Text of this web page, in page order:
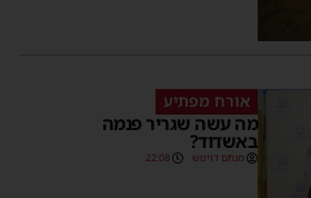
אורח מפתיע
מה עשה שגריר פנמה
באשדוד?
מנחם דויטש 22:08